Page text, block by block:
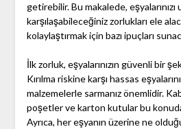
getirebilir. Bu makalede, eşyalarınızı
karşılaşabileceğiniz zorlukları ele
kolaylaştırmak için bazı ipuçları
İlk zorluk, eşyalarınızın güvenli bir
Kırılma riskine karşı hassas
malzemelerle sarmanız önemlidir.
poşetler ve karton kutular bu konuda
Ayrıca, her eşyanın üzerine ne